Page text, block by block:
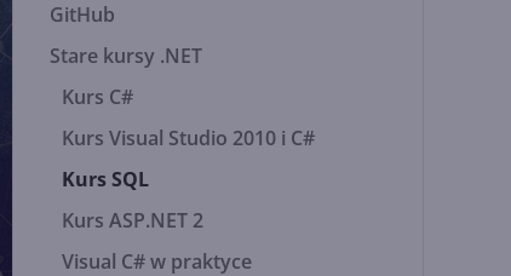
GitHub
Stare kursy .NET
Kurs C#
Kurs Visual Studio 2010 i C#
Kurs SQL
Kurs ASP.NET 2
Visual C# w praktyce